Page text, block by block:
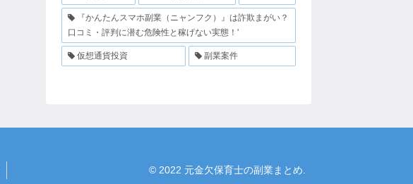
『かんたんスマホ副業（ニャンフク）』は詐欺まがい？
口コミ・評判に潜む危険性と稼げない実態！'
仮想通貨投資 副業案件
© 2022 元金欠保育士の副業まとめ.